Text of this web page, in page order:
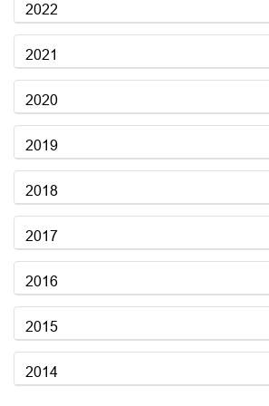
2022
2021
2020
2019
2018
2017
2016
2015
2014